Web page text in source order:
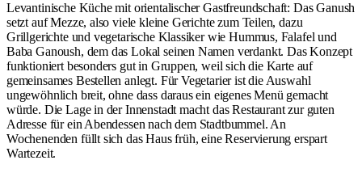
Levantinische Küche mit orientalischer Gastfreundschaft: Das Ganush
setzt auf Mezze, also viele kleine Gerichte zum Teilen, dazu
Grillgerichte und vegetarische Klassiker wie Hummus, Falafel und
Baba Ganoush, dem das Lokal seinen Namen verdankt. Das Konzept
funktioniert besonders gut in Gruppen, weil sich die Karte auf
gemeinsames Bestellen anlegt. Für Vegetarier ist die Auswahl
ungewöhnlich breit, ohne dass daraus ein eigenes Menü gemacht
würde. Die Lage in der Innenstadt macht das Restaurant zur guten
Adresse für ein Abendessen nach dem Stadtbummel. An
Wochenenden füllt sich das Haus früh, eine Reservierung erspart
Wartezeit.